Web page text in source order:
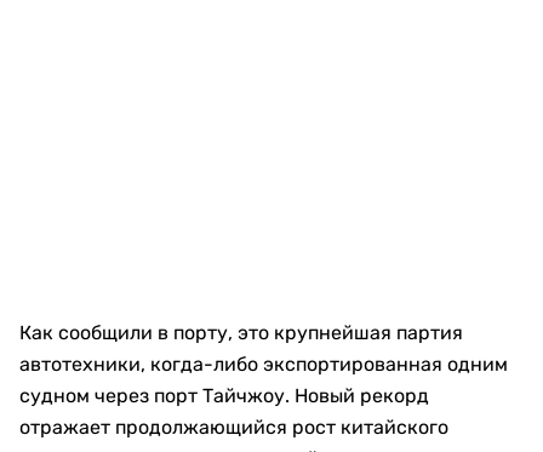
Как сообщили в порту, это крупнейшая партия
автотехники, когда-либо экспортированная одним
судном через порт Тайчжоу. Новый рекорд
отражает продолжающийся рост китайского